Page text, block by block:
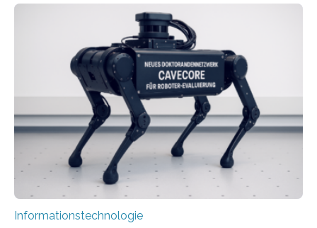
stellt die heutige Computertechnik vor
Herausforderungen. Herkömmliche Silizium-
Prozessoren stoßen an ihre Grenzen: Sie verbrauchen
viel Energie, die Speicher- und Verarbeitungseinheiten
sind voneinander getrennt und die Datenübertragung
bremst komplexe Anwendungen aus. Da KI-Modelle
immer größer werden und riesige Datenmengen
verarbeiten müssen, steigt der Bedarf an neuen
Rechenarchitekturen. Neben Quantencomputern
rücken dabei insbesondere…
Informationstechnologie